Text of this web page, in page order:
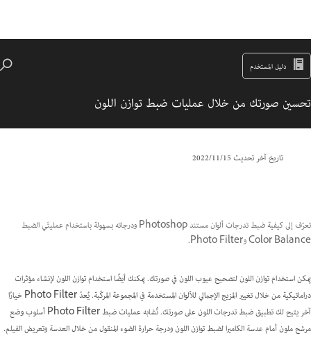
دليل المستخدم
تحسين صورتك من خلال عمليات ضبط توازن اللون
تاريخ آخر تحديث15‏/11‏/2022
تعرّف إلى كيفية ضبط تدرجات ألوان مستند Photoshop ودرجاته بسهولة باستخدام عمليتَي الضبط
Color Balance وPhoto Filter.
يمكن استخدام توازن اللون لتصحيح عيوب اللون في صورتك. يمكنك أيضًا استخدام توازن اللون لإنشاء مؤثرات
دراماتيكية من خلال تغيير المزيج الإجمالي للألوان المستخدمة في المجموعة المركّبة. يُعدّ Photo Filter خيارًا
آخر يتيح لك تطبيق ضبط تدرجات اللون على صورتك. تُشابه عمليات ضبط Photo Filter أسلوب وضع
مرشح ملون أمام عدسة الكاميرا لضبط توازن اللون ودرجة حرارة الضوء المنقول من خلال العدسة وتعريض الفيلم.